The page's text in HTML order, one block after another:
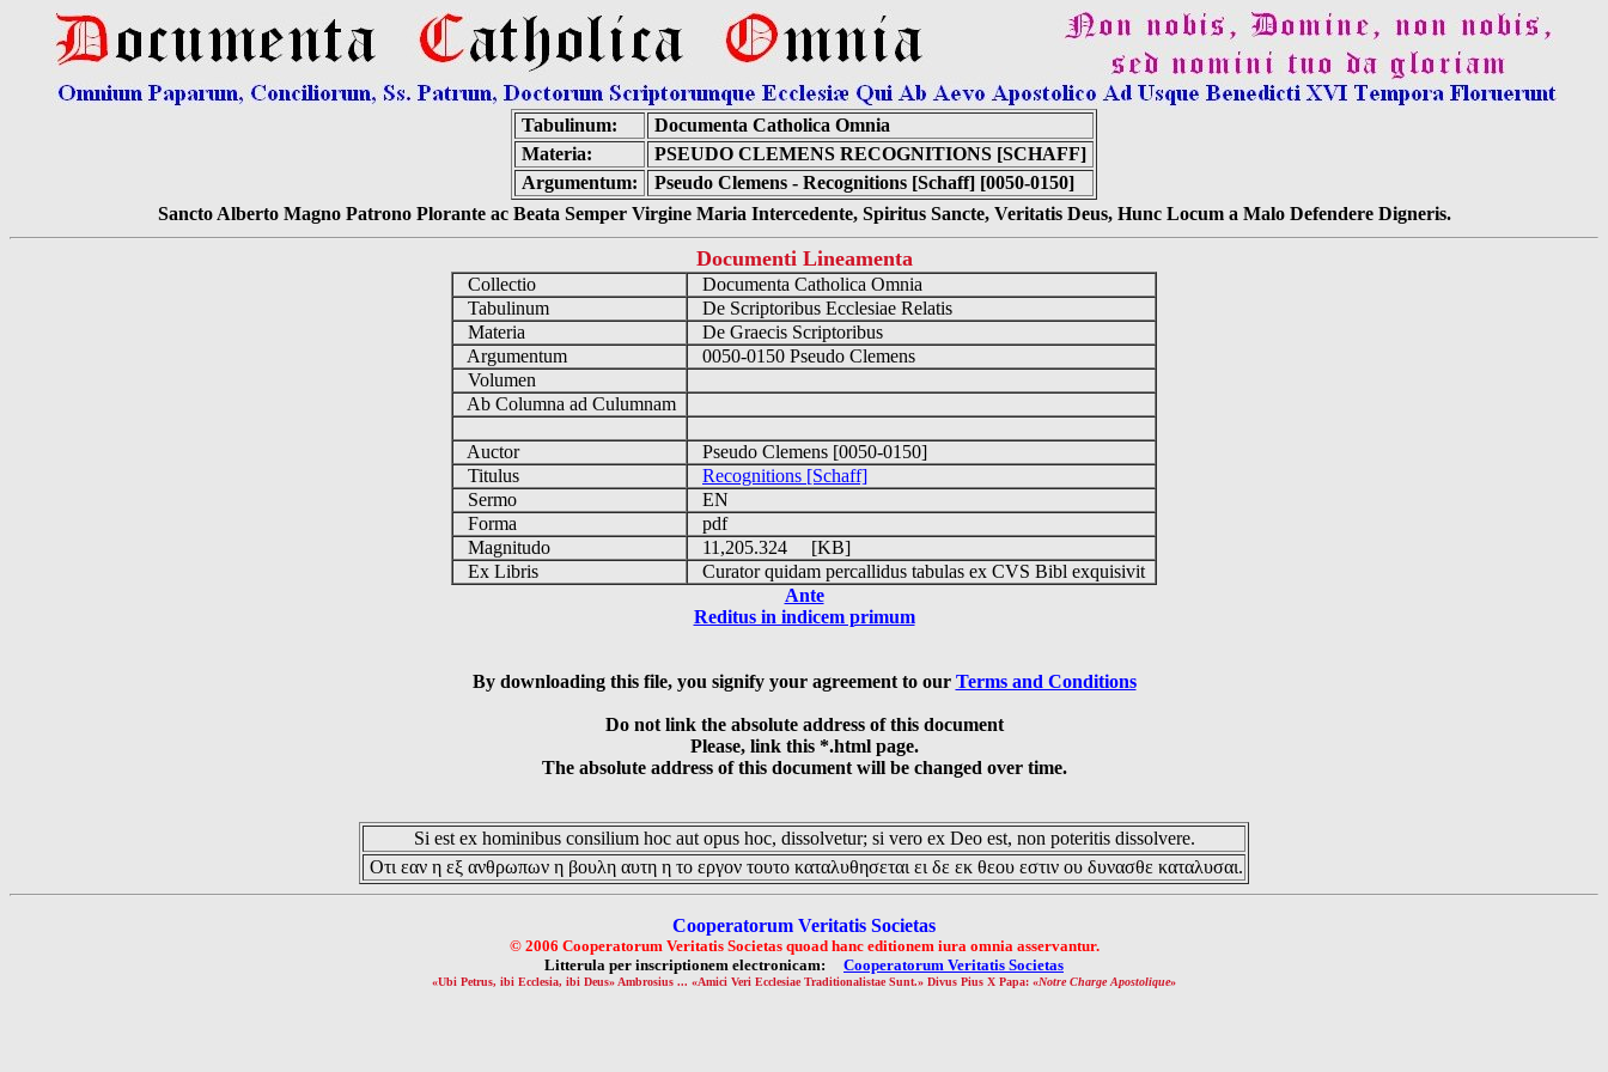
Tabulinum:
Documenta Catholica Omnia
Materia:
PSEUDO CLEMENS RECOGNITIONS [SCHAFF]
Argumentum:
Pseudo Clemens - Recognitions [Schaff] [0050-0150]
Sancto Alberto Magno Patrono Plorante ac Beata Semper Virgine Maria Intercedente, Spiritus Sancte, Veritatis Deus, Hunc Locum a Malo Defendere Digneris.
Documenti Lineamenta
Collectio
Documenta Catholica Omnia
Tabulinum
De Scriptoribus Ecclesiae Relatis
Materia
De Graecis Scriptoribus
Argumentum
0050-0150 Pseudo Clemens
Volumen
Ab Columna ad Culumnam
Auctor
Pseudo Clemens [0050-0150]
Titulus
Recognitions [Schaff]
Sermo
EN
Forma
pdf
Magnitudo
11,205.324 [KB]
Ex Libris
Curator quidam percallidus tabulas ex CVS Bibl exquisivit
Ante
Reditus in indicem primum
By downloading this file, you signify your agreement to our Terms and Conditions
Do not link the absolute address of this document
Please, link this *.html page.
The absolute address of this document will be changed over time.
Si est ex hominibus consilium hoc aut opus hoc, dissolvetur; si vero ex Deo est, non poteritis dissolvere.
Οτι εαν η εξ ανθρωπων η βουλη αυτη η το εργον τουτο καταλυθησεται ει δε εκ θεου εστιν ου δυνασθε καταλυσαι.
Cooperatorum Veritatis Societas
© 2006 Cooperatorum Veritatis Societas quoad hanc editionem iura omnia asservantur.
Litterula per inscriptionem electronicam: Cooperatorum Veritatis Societas
«Ubi Petrus, ibi Ecclesia, ibi Deus» Ambrosius ... «Amici Veri Ecclesiae Traditionalistae Sunt.» Divus Pius X Papa: «Notre Charge Apostolique»